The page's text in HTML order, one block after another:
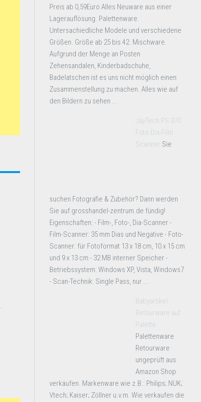
Preis ab 0,59Euro Alles Neuware aus einer
Lagerauflösung. Palettenware.
Untersachiedliche Modele und verschiedene
Größen. Größe ab 25 bis 42. Mischware.
Aufgrund der Menge an Posten
Zehensandalen, Kinderbadschuhe,
Badelatschen ist es uns nicht möglich einen
Zusammenstellung zu machen. Alles wie auf
den Bildern zu sehen ...
JayTech PS 970
Foto-Dia-Film
Scanner Sie
suchen Fotografie & Zubehör? Dann werden
Sie auf grosshandel-zentrum.de fündig!
Eigenschaften: - Film-, Foto-, Dia-Scanner -
Film-Scanner: 35 mm Dias und Negative - Foto-
Scanner: für Fotoformat 13 x 18 cm, 10 x 15 cm
und 9 x 13 cm - 32 MB interner Speicher -
Betriebssystem: Windows XP, Vista, Windows7
- Scan-Technik: Single Pass, nur ...
Babyartikel
Retourware auf
Palette
Palettenware
Retourware
ungeprüft aus
Amazon Shop
verkäufen. Markenware wie z.B.: Philips; NUK;
Vtech; Kaiser; Zöllner u.v.m. Wie verkaufen die